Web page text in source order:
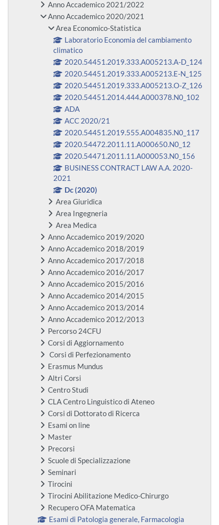
Anno Accademico 2021/2022
Anno Accademico 2020/2021
Area Economico-Statistica
Laboratorio Economia del cambiamento
climatico
2020.54451.2019.333.A005213.A-D_124
2020.54451.2019.333.A005213.E-N_125
2020.54451.2019.333.A005213.O-Z_126
2020.54451.2014.444.A000378.N0_102
ADA
ACC 2020/21
2020.54451.2019.555.A004835.N0_117
2020.54472.2011.11.A000650.N0_12
2020.54471.2011.11.A000053.N0_156
BUSINESS CONTRACT LAW A.A. 2020-
2021
Dc (2020)
Area Giuridica
Area Ingegneria
Area Medica
Anno Accademico 2019/2020
Anno Accademico 2018/2019
Anno Accademico 2017/2018
Anno Accademico 2016/2017
Anno Accademico 2015/2016
Anno Accademico 2014/2015
Anno Accademico 2013/2014
Anno Accademico 2012/2013
Percorso 24CFU
Corsi di Aggiornamento
Corsi di Perfezionamento
Erasmus Mundus
Altri Corsi
Centro Studi
CLA Centro Linguistico di Ateneo
Corsi di Dottorato di Ricerca
Esami on line
Master
Precorsi
Scuole di Specializzazione
Seminari
Tirocini
Tirocini Abilitazione Medico-Chirurgo
Recupero OFA Matematica
Esami di Patologia generale, Farmacologia